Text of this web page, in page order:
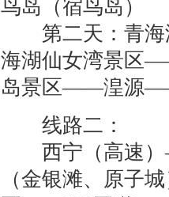
鸟岛（宿鸟岛）
第二天：青海
海湖仙女湾景区
岛景区——湟源
线路二：
西宁（高速）
（金银滩、原